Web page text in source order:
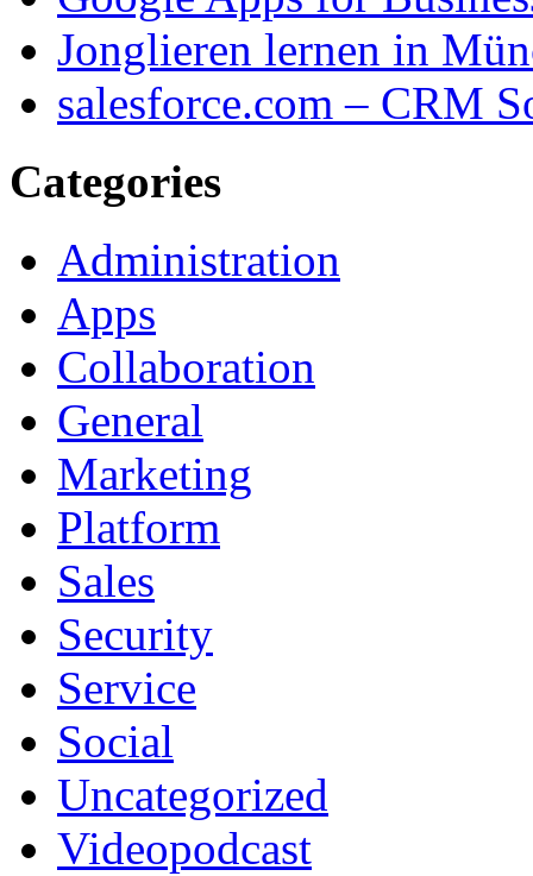
Jonglieren lernen in
salesforce.com – CRM
Categories
Administration
Apps
Collaboration
General
Marketing
Platform
Sales
Security
Service
Social
Uncategorized
Videopodcast